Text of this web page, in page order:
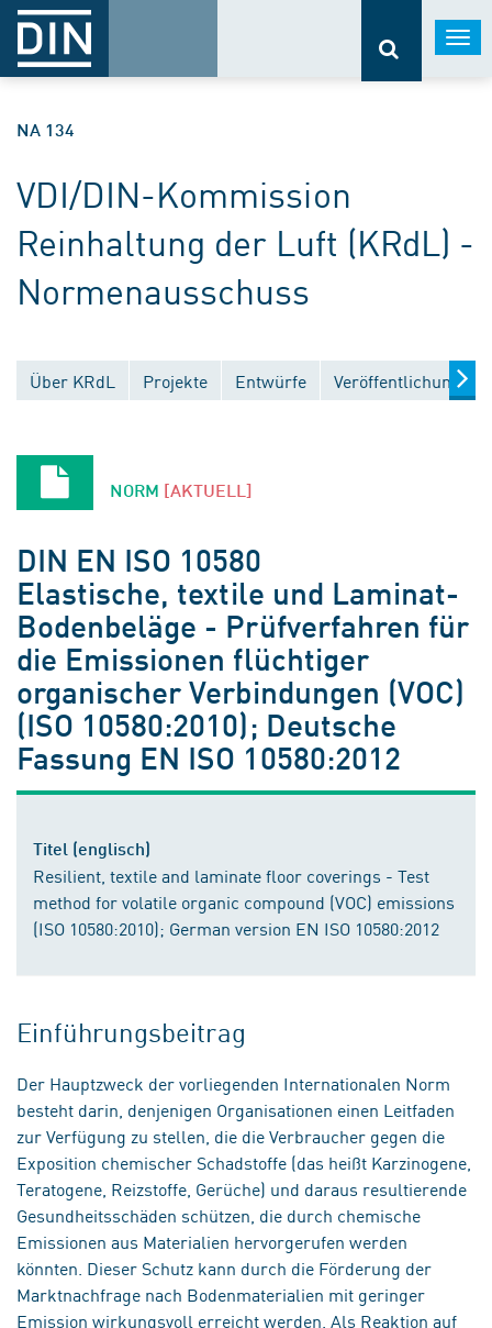
NA 134
VDI/DIN-Kommission
Reinhaltung der Luft (KRdL) -
Normenausschuss
Über KRdL Projekte Entwürfe Veröffentlichungen
NORM [AKTUELL]
DIN EN ISO 10580
Elastische, textile und Laminat-
Bodenbeläge - Prüfverfahren für
die Emissionen flüchtiger
organischer Verbindungen (VOC)
(ISO 10580:2010); Deutsche
Fassung EN ISO 10580:2012
Titel (englisch)
Resilient, textile and laminate floor coverings - Test
method for volatile organic compound (VOC) emissions
(ISO 10580:2010); German version EN ISO 10580:2012
Einführungsbeitrag
Der Hauptzweck der vorliegenden Internationalen Norm
besteht darin, denjenigen Organisationen einen Leitfaden
zur Verfügung zu stellen, die die Verbraucher gegen die
Exposition chemischer Schadstoffe (das heißt Karzinogene,
Teratogene, Reizstoffe, Gerüche) und daraus resultierende
Gesundheitsschäden schützen, die durch chemische
Emissionen aus Materialien hervorgerufen werden
könnten. Dieser Schutz kann durch die Förderung der
Marktnachfrage nach Bodenmaterialien mit geringer
Emission wirkungsvoll erreicht werden. Als Reaktion auf